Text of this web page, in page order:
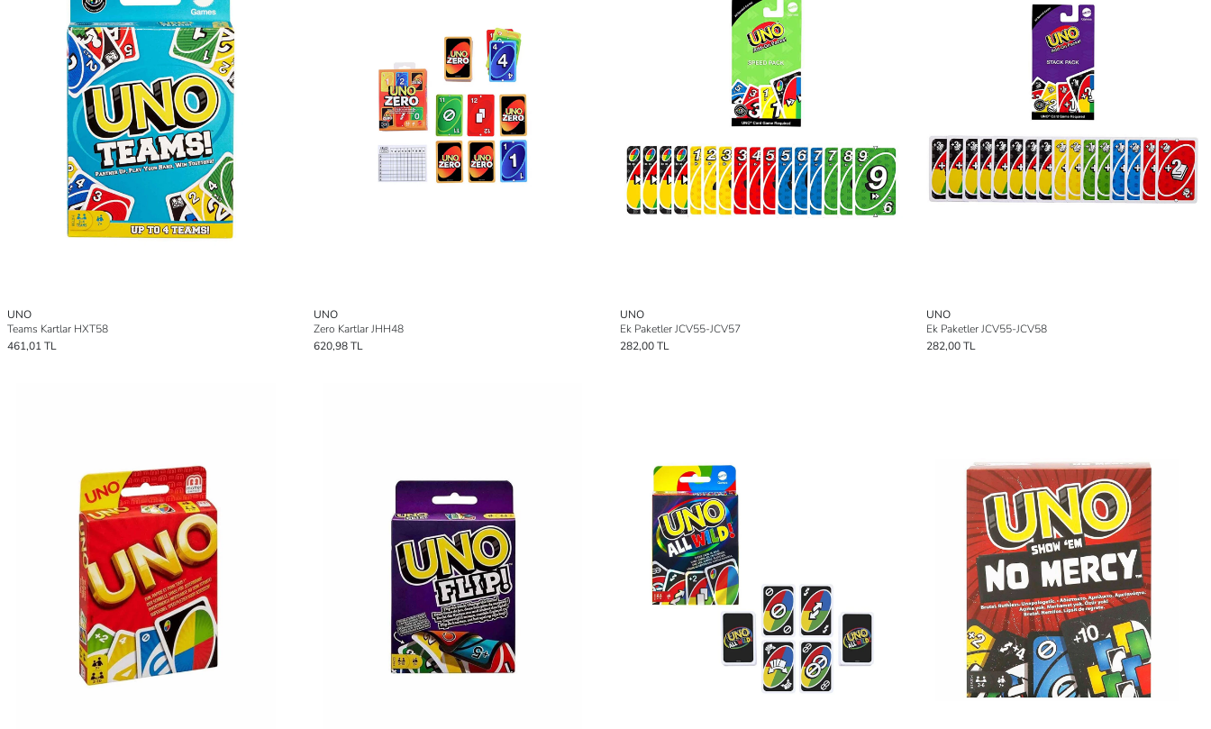
UNO
Teams Kartlar HXT58
461,01 TL
UNO
Zero Kartlar JHH48
620,98 TL
UNO
Ek Paketler JCV55-JCV57
282,00 TL
UNO
Ek Paketler JCV55-JCV58
282,00 TL